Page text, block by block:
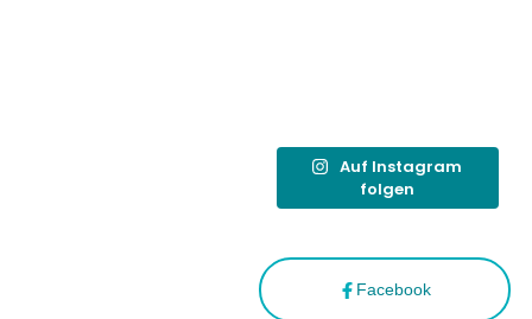
Facebook
Auf Instagram
folgen